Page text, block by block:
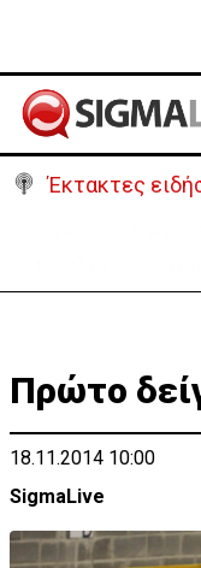
Έκτακτες
Πρώτο
18.11.2014 10:00
SigmaLive